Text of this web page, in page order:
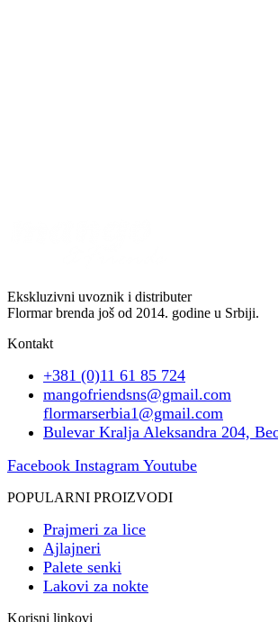
Ekskluzivni uvoznik i distributer
Flormar brenda još od 2014. godine u Srbiji.
Kontakt
+381 (0)11 61 85 724
mangofriendsns@gmail.com
flormarserbia1@gmail.com
Bulevar Kralja Aleksandra 204,
Facebook Instagram Youtube
POPULARNI PROIZVODI
Prajmeri za lice
Ajlajneri
Palete senki
Lakovi za nokte
Korisni linkovi